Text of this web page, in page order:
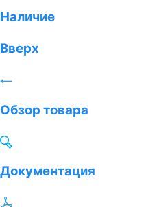
Наличие
Вверх
Обзор товара
Документация